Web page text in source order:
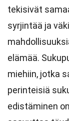
tekisivät
syrjintää ja
elämää.
miehiin, jotka
perinteisiä
edistäminen